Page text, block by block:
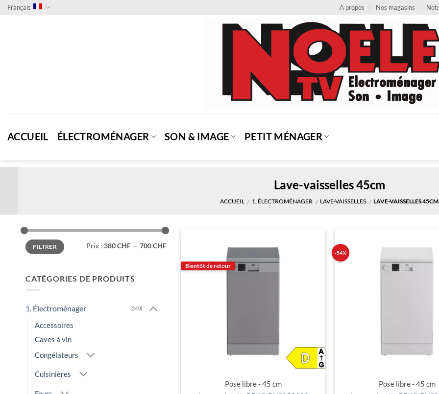
Passer
Français A propos Nos magasins
ACCUEIL ÉLECTROMÉNAGER SON & IMAGE PETIT MÉNAGER
Lave-vaisselles 45cm
ACCUEIL / 1. ÉLECTROMÉNAGER / LAVE-VAISSELLES / LAVE-VAISSELLES 45CM
Prix
min
Prix
maxFILTRER Prix : 380 CHF— 700 CHF
CATÉGORIES DE PRODUITS
1. Électroménager (240)
Accessoires
Caves à vin
Congélateurs
Cuisinières
Bientôt de retour
Pose libre - 45 cm
-54%
Pose libre - 45 cm